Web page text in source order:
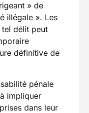
» de
illégale ». Les
tel délit peut
définitive de
pénale
impliquer
dans leur